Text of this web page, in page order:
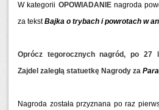
W kategorii OPOWIADANIEnagroda
za tekstBajka o trybach i powrotach w
Oprócz tegorocznych nagród, po 27
Zajdel zaległą statuetkę Nagrody za
Nagroda została przyznana po raz